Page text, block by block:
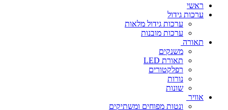
ראשי
ערכות גידול
ערכות גידול מלאות
ערכות מובנות
תאורה
משנקים
תאורת LED
רפלקטורים
נורות
שונות
אוויר
ונטות מפוחים ומשתיקים